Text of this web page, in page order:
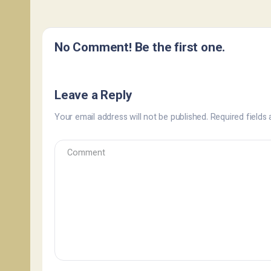
No Comment! Be the first one.
Leave a Reply
Your email address will not be published. Required